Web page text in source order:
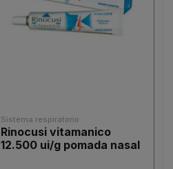
Sistema respiratorio
Rinocusi vitamanico
12.500 ui/g pomada nasal